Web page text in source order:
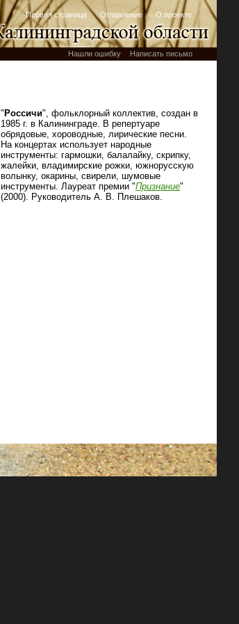
Первая страница Оглавление О проекте
Нашли ошибку Написать письмо
" Россичи", фольклорный коллектив, создан в
1985 г. в Калининграде. В репертуаре
обрядовые, хороводные, лирические песни.
На концертах использует народные
инструменты: гармошки, балалайку, скрипку,
жалейки, владимирские рожки, южнорусскую
волынку, окарины, свирели, шумовые
инструменты. Лауреат премии "Признание"
(2000). Руководитель А. В. Плешаков.